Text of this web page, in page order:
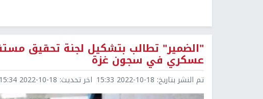
"الضمير" تطالب بتشكيل لجنة تحقيق
عسكري في سجون غزة
تم النشر بتاريخ: 2022-10-18 15:33 اخر تحديث: 2022-10-18 15:34